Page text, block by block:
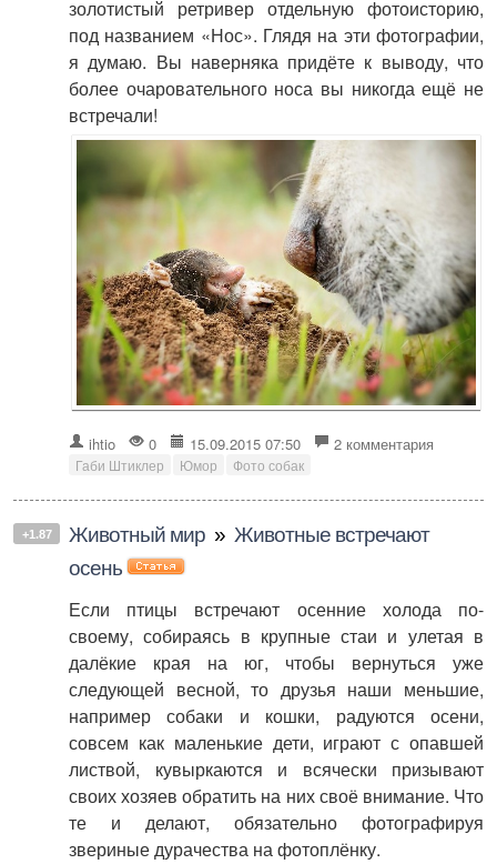
золотистый ретривер отдельную фотоисторию,
под названием «Нос». Глядя на эти фотографии,
я думаю. Вы наверняка придёте к выводу, что
более очаровательного носа вы никогда ещё не
встречали!
ihtio 0 15.09.2015 07:50 2 комментария
Габи Штиклер Юмор Фото собак
+1.87 Животный мир » Животные встречают
осень
Если птицы встречают осенние холода по-
своему, собираясь в крупные стаи и улетая в
далёкие края на юг, чтобы вернуться уже
следующей весной, то друзья наши меньшие,
например собаки и кошки, радуются осени,
совсем как маленькие дети, играют с опавшей
листвой, кувыркаются и всячески призывают
своих хозяев обратить на них своё внимание. Что
те и делают, обязательно фотографируя
звериные дурачества на фотоплёнку.